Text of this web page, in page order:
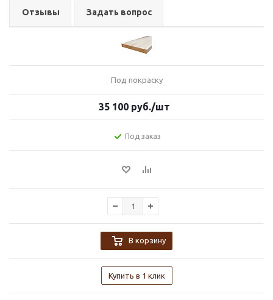
Отзывы Задать вопрос
Под покраску
35 100 руб./шт
Под заказ
В корзину
Купить в 1 клик